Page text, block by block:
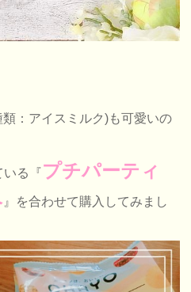
：アイスミルク)も可愛いの
いる『プチパーティ
』を合わせて購入してみまし